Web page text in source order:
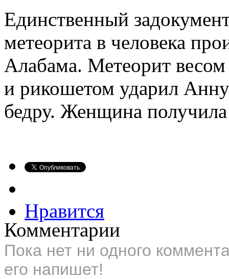
Единственный
метеорита в человека
Алабама. Метеорит
и рикошетом ударил
бедру. Женщина
Нравится
Комментарии
Пока нет ни одного
его напишет!